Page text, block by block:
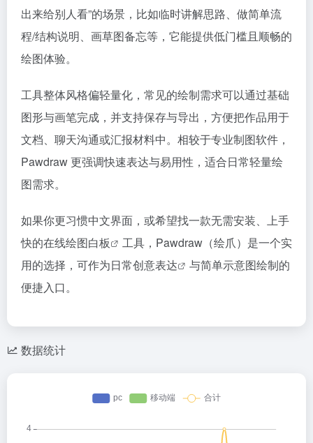
出来给别人看”的场景，比如临时讲解思路、做简单流
程/结构说明、画草图备忘等，它能提供低门槛且顺畅的
绘图体验。
工具整体风格偏轻量化，常见的绘制需求可以通过基础
图形与画笔完成，并支持保存与导出，方便把作品用于
文档、聊天沟通或汇报材料中。相较于专业制图软件，
Pawdraw 更强调快速表达与易用性，适合日常轻量绘
图需求。
如果你更习惯中文界面，或希望找一款无需安装、上手
快的在线绘图白板
工具，Pawdraw（绘爪）是一个实
用的选择，可作为日常创意表达
与简单示意图绘制的
便捷入口。
数据统计